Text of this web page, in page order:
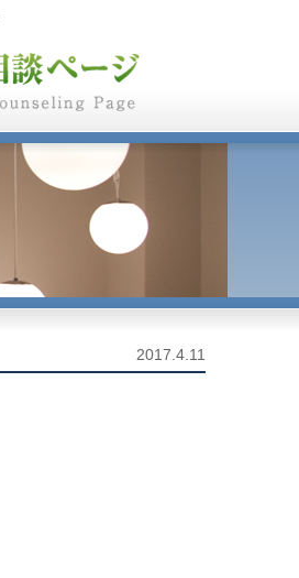
2017.4.11